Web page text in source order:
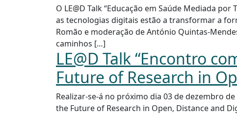
O LE@D Talk “Educação em Saúde Mediada
as tecnologias digitais estão a transformar a
Romão e moderação de António Quintas-
caminhos […]
LE@D Talk “Encontro
Future of Research in
Realizar-se-á no próximo dia 03 de dezembro
the Future of Research in Open, Distance and